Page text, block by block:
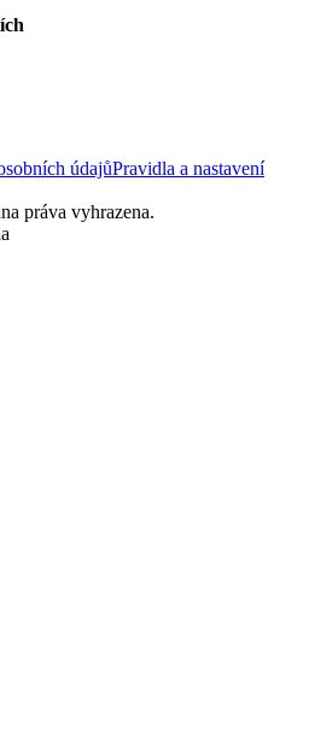
údajůPravidla a nastavení
práva vyhrazena.